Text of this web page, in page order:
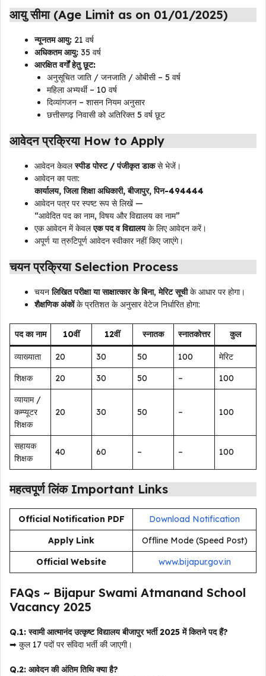
आयु सीमा (Age Limit as on 01/01/2025)
न्यूनतम आयु: 21 वर्ष
अधिकतम आयु: 35 वर्ष
आरक्षित वर्गों हेतु छूट:
अनुसूचित जाति / जनजाति / ओबीसी – 5 वर्ष
महिला अभ्यर्थी – 10 वर्ष
दिव्यांगजन – शासन नियम अनुसार
छत्तीसगढ़ निवासी को अतिरिक्त 5 वर्ष छूट
आवेदन प्रक्रिया How to Apply
आवेदन केवलस्पीड पोस्ट / पंजीकृत डाकसे भेजें।
आवेदन का पता:
कार्यालय, जिला शिक्षा अधिकारी, बीजापुर, पिन-494444
आवेदन पत्र पर स्पष्ट रूप से लिखें —
“आवेदित पद का नाम, विषय और विद्यालय का नाम”
एक आवेदन में केवलएक पद व विद्यालयके लिए आवेदन करें।
अपूर्ण या त्रुटिपूर्ण आवेदन स्वीकार नहीं किए जाएंगे।
चयन प्रक्रिया Selection Process
चयनलिखित परीक्षा या साक्षात्कार के बिना,मेरिट सूचीके आधार पर होगा।
शैक्षणिक अंकोंके प्रतिशत के अनुसार वेटेज निर्धारित होगा:
पद का नाम 10वीं 12वीं स्नातक स्नातकोत्तर कुल
व्याख्याता 20 30 50 100
मेरिट
शिक्षक
20 30 50 –
100
व्यायाम /
कम्प्यूटर
शिक्षक
20 30 50 – 100
सहायक
शिक्षक
40 60 – – 100
महत्वपूर्ण लिंक Important Links
Official Notification PDF
Download Notification
Apply Link
Offline Mode (Speed Post)
Official Website
www.bijapur.gov.in
FAQs ~ Bijapur Swami Atmanand School
Vacancy 2025
Q.1: स्वामी आत्मानंद उत्कृष्ट विद्यालय बीजापुर भर्ती 2025 में कितने पद हैं?
➡ कुल 17 पदों पर संविदा भर्ती की जाएगी।
Q.2: आवेदन की अंतिम तिथि क्या है?